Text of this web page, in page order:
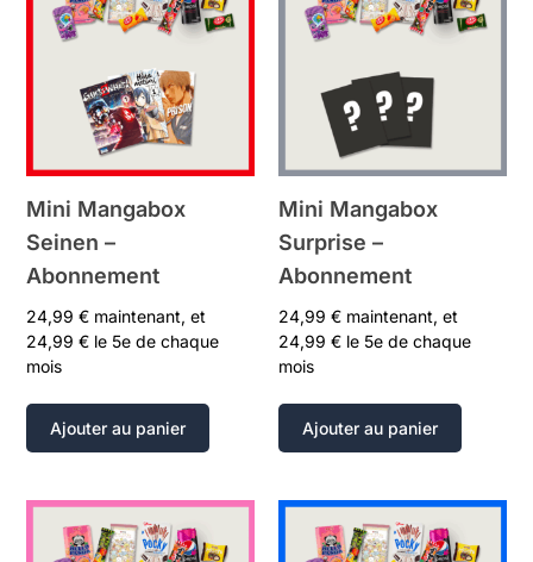
Mini Mangabox
Seinen –
Abonnement
24,99€ maintenant, et
24,99€ le 5e de chaque
mois
Ajouter au panier
Mini Mangabox
Surprise –
Abonnement
24,99 € maintenant, et
24,99 € le 5e de chaque
mois
Ajouter au panier